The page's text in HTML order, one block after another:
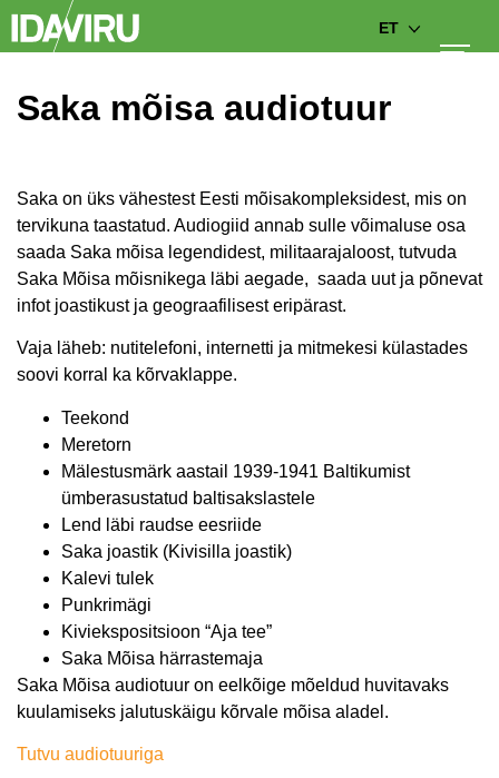
ET
Saka mõisa audiotuur
Saka on üks vähestest Eesti mõisakompleksidest, mis on
tervikuna taastatud. Audiogiid annab sulle võimaluse osa
saada Saka mõisa legendidest, militaarajaloost, tutvuda
Saka Mõisa mõisnikega läbi aegade, saada uut ja põnevat
infot joastikust ja geograafilisest eripärast.
Vaja läheb: nutitelefoni, internetti ja mitmekesi külastades
soovi korral ka kõrvaklappe.
Teekond
Meretorn
Mälestusmärk aastail 1939-1941 Baltikumist
ümberasustatud baltisakslastele
Lend läbi raudse eesriide
Saka joastik (Kivisilla joastik)
Kalevi tulek
Punkrimägi
Kiviekspositsioon “Aja tee”
Saka Mõisa härrastemaja
Saka Mõisa audiotuur on eelkõige mõeldud huvitavaks
kuulamiseks jalutuskäigu kõrvale mõisa aladel.
Tutvu audiotuuriga